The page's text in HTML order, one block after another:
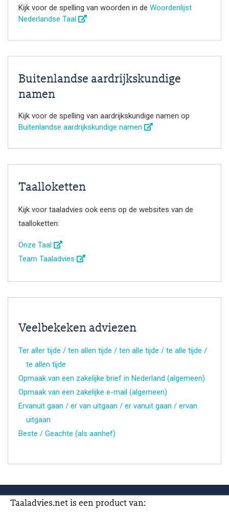
Kijk voor de spelling van woorden in de Woordenlijst
Nederlandse Taal
Buitenlandse aardrijkskundige
namen
Kijk voor de spelling van aardrijkskundige namen op
Buitenlandse aardrijkskundige namen
Taalloketten
Kijk voor taaladvies ook eens op de websites van de
taalloketten:
Onze Taal
Team Taaladvies
Veelbekeken adviezen
Ter aller tijde / ten allen tijde / ten alle tijde / te alle tijde /
te allen tijde
Opmaak van een zakelijke brief in Nederland (algemeen)
Opmaak van een zakelijke e-mail (algemeen)
Ervanuit gaan / er van uitgaan / er vanuit gaan / ervan
uitgaan
Beste / Geachte (als aanhef)
Taaladvies.net is een product van: